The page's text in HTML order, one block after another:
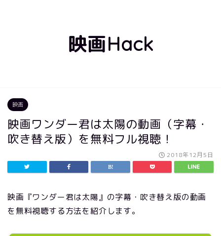
映画Hack
映画
映画ワンダー君は太陽の動画（字幕・
吹き替え版）を無料フル視聴！
2018年12月5日
映画『ワンダー君は太陽』の字幕・吹き替え版の動画
を無料視聴する方法を紹介します。